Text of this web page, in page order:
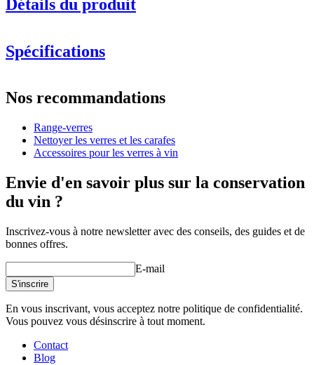
Détails du produit
Spécifications
Numéro de produit2RWGR-1
Dimensions (LxHxP cm)
Poids (kg)0.5
Largeur (cm)29
Profondeur (cm)40.3
Nos recommandations
Range-verres
Nettoyer les verres et les carafes
Accessoires pour les verres à vin
Envie d'en savoir plus sur la conservation
du vin ?
Inscrivez-vous à notre newsletter avec des conseils, des guides et de
bonnes offres.
E-mail
S'inscrire
En vous inscrivant, vous acceptez notre politique de confidentialité.
Vous pouvez vous désinscrire à tout moment.
Contact
Blog